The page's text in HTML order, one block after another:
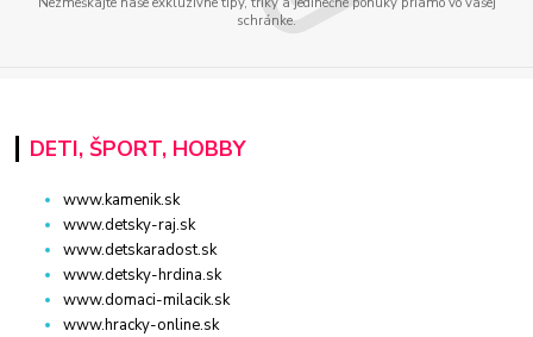
schránke.
DETI, ŠPORT, HOBBY
www.kamenik.sk
www.detsky-raj.sk
www.detskaradost.sk
www.detsky-hrdina.sk
www.domaci-milacik.sk
www.hracky-online.sk